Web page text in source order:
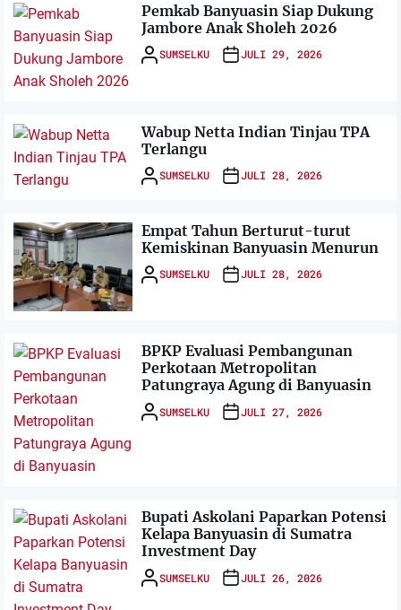
Pemkab Banyuasin Siap Dukung
Jambore Anak Sholeh 2026
SUMSELKU JULI 29, 2026
Wabup Netta Indian Tinjau TPA
Terlangu
SUMSELKU JULI 28, 2026
Empat Tahun Berturut-turut
Kemiskinan Banyuasin Menurun
SUMSELKU JULI 28, 2026
BPKP Evaluasi Pembangunan
Perkotaan Metropolitan
Patungraya Agung di Banyuasin
SUMSELKU JULI 27, 2026
Bupati Askolani Paparkan Potensi
Kelapa Banyuasin di Sumatra
Investment Day
SUMSELKU JULI 26, 2026